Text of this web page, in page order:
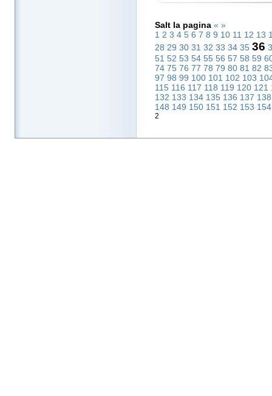
Salt la pagina « »
1 2 3 4 5 6 7 8 9 10 11 12 13
28 29 30 31 32 33 34 35 36
51 52 53 54 55 56 57 58 59
74 75 76 77 78 79 80 81 82
97 98 99 100 101 102 103
115 116 117 118 119 120 121
132 133 134 135 136 137
148 149 150 151 152 153
2